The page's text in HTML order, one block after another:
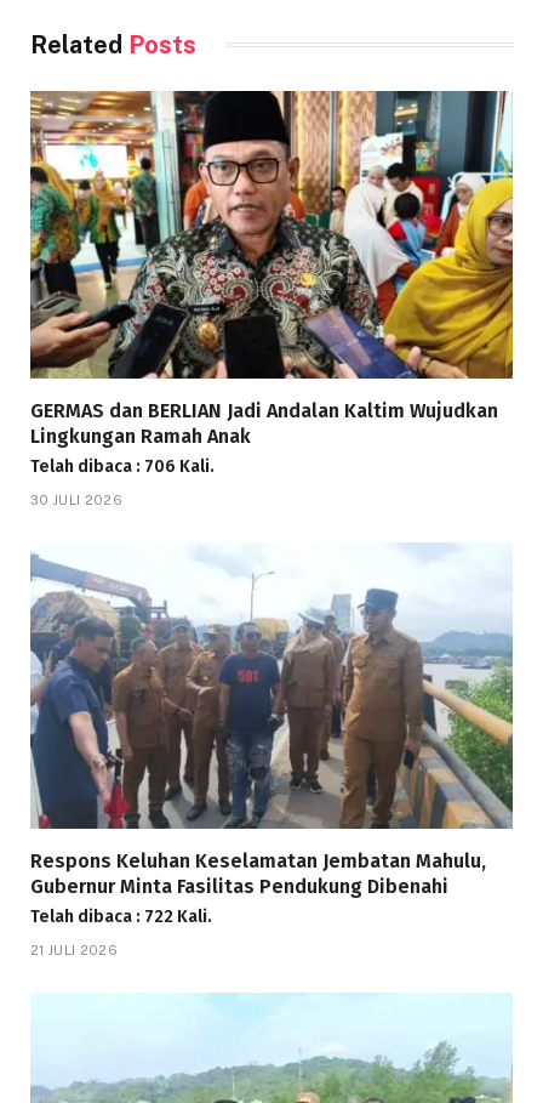
Related Posts
GERMAS dan BERLIAN Jadi Andalan Kaltim Wujudkan
Lingkungan Ramah Anak
Telah dibaca : 706 Kali.
30 JULI 2026
Respons Keluhan Keselamatan Jembatan Mahulu,
Gubernur Minta Fasilitas Pendukung Dibenahi
Telah dibaca : 722 Kali.
21 JULI 2026